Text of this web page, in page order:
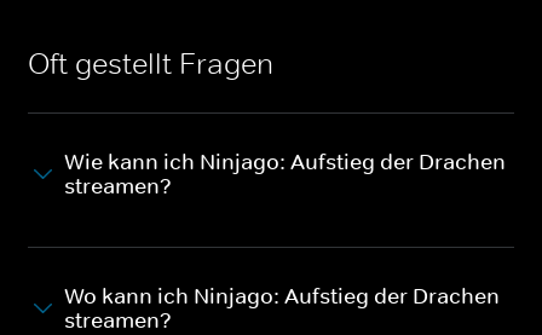
Oft gestellt Fragen
Wie kann ich Ninjago: Aufstieg der Drachen
streamen?
Wo kann ich Ninjago: Aufstieg der Drachen
streamen?